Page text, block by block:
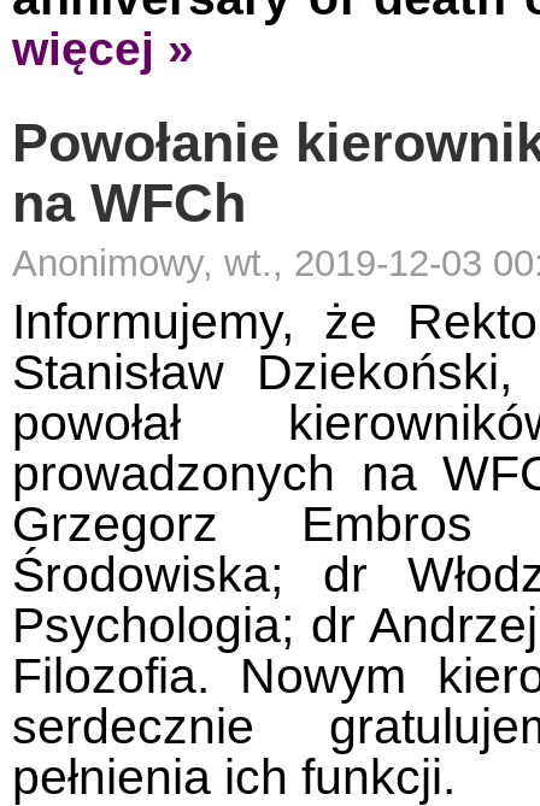
więcej »
Powołanie
na WFCh
Anonimowy, wt., 2019-12-03
Informujemy, że
Stanisław
powołał
prowadzonych na
Grzegorz
Środowiska; dr
Psychologia; dr
Filozofia. Nowym
serdecznie
pełnienia ich funkcji.